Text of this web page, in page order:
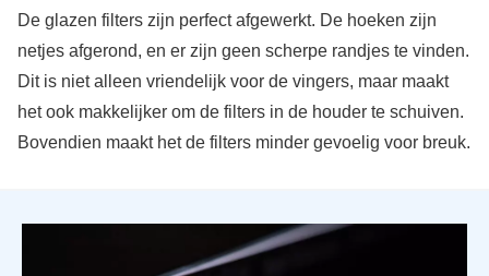
De glazen filters zijn perfect afgewerkt. De hoeken zijn
netjes afgerond, en er zijn geen scherpe randjes te vinden.
Dit is niet alleen vriendelijk voor de vingers, maar maakt
het ook makkelijker om de filters in de houder te schuiven.
Bovendien maakt het de filters minder gevoelig voor breuk.